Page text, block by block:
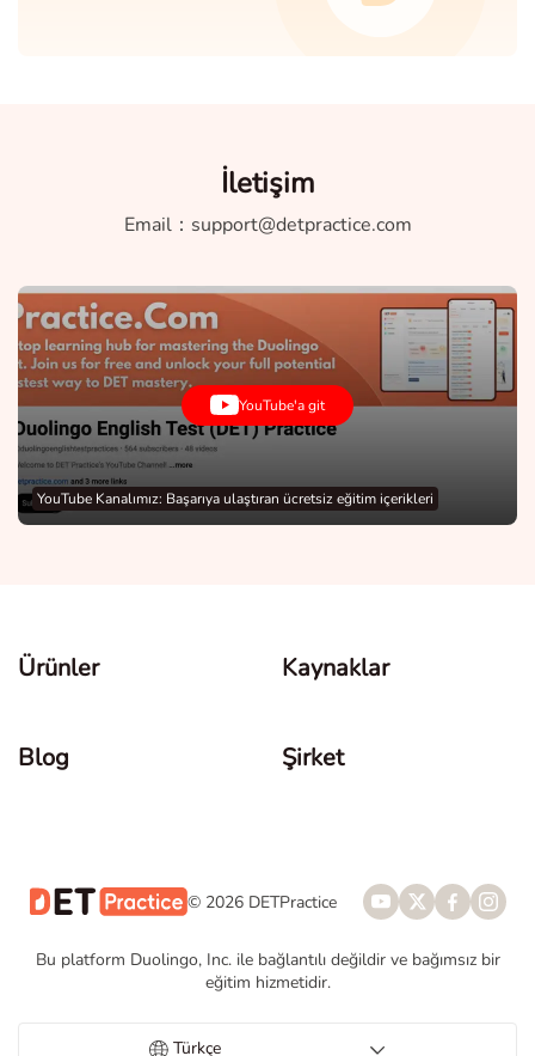
İletişim
Email： support@detpractice.com
YouTube'a git
YouTube Kanalımız: Başarıya ulaştıran ücretsiz eğitim içerikleri
Ürünler Kaynaklar
Blog Şirket
© 2026 DETPractice
Bu platform Duolingo, Inc. ile bağlantılı değildir ve bağımsız bir
eğitim hizmetidir.
Türkçe